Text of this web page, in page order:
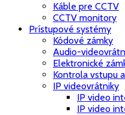
Káble pre CCTV
CCTV monitory
Prístupové systémy
Kódové zámky
Audio-
Elektronické
Kontrola vstupu
IP videovrátniky
IP video
IP video